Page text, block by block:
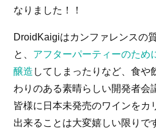
なりました！！
DroidKaigiはカンファレンスの
と、 アフターパーティーのため
醸造 してしまったりなど、食や
わりのある素晴らしい開発者会
皆様に日本未発売のワインをカ
出来ることは大変嬉しい限りで